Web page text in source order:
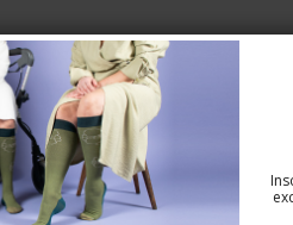
Lot de 3 Maxi Slips,
Bomuld Undertøj
79006-1